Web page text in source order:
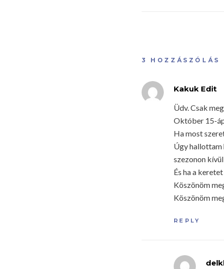
3 HOZZÁSZÓLÁS
Kakuk Edit
Üdv. Csak
Október 15-
Ha most
Úgy hallottam
szezonon
És ha a
Köszönöm
Köszönöm
REPLY